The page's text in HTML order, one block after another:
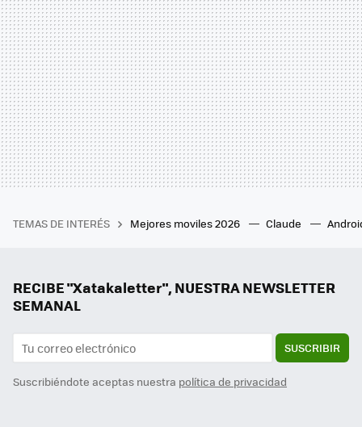
TEMAS DE INTERÉS Mejores moviles 2026 Claude
RECIBE "Xatakaletter", NUESTRA NEWSLETTER
SEMANAL
SUSCRIBIR
Suscribiéndote aceptas nuestra política de privacidad